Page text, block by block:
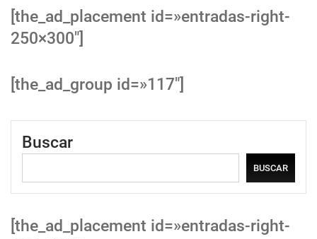
[the_ad_placement id=»entradas-right-
250×300″]
[the_ad_group id=»117″]
Buscar
BUSCAR
[the_ad_placement id=»entradas-right-